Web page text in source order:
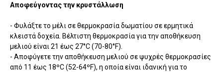
Αποφεύγοντας την κρυστάλλωση
- Φυλάξτε το μέλι σε θερμοκρασία δωματίου σε ερμητικά
κλειστά δοχεία. Βέλτιστη θερμοκρασία για την αποθήκευση
μελιού είναι 21 έως 27°C (70-80°F).
- Αποφύγετε την αποθήκευση μελιού σε ψυχρές θερμοκρασίες
από 11 έως 18ºC (52-64ºF), η οποία είναι ιδανική για το